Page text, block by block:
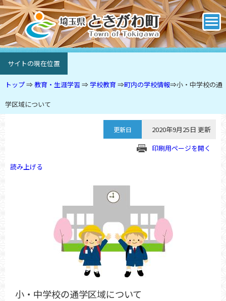
サイトの現在位置
トップ⇒教育・生涯学習 ⇒学校教育⇒町内の学校情報⇒小・中学校の通
学区域について
更新日
2020年9月25日 更新
印刷用ページを開く
読み上げる
小・中学校の通学区域について